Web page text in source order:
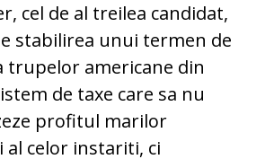
cel de al treilea candidat,
stabilirea unui termen de
trupelor americane din
de taxe care sa nu
profitul marilor
al celor instariti, ci